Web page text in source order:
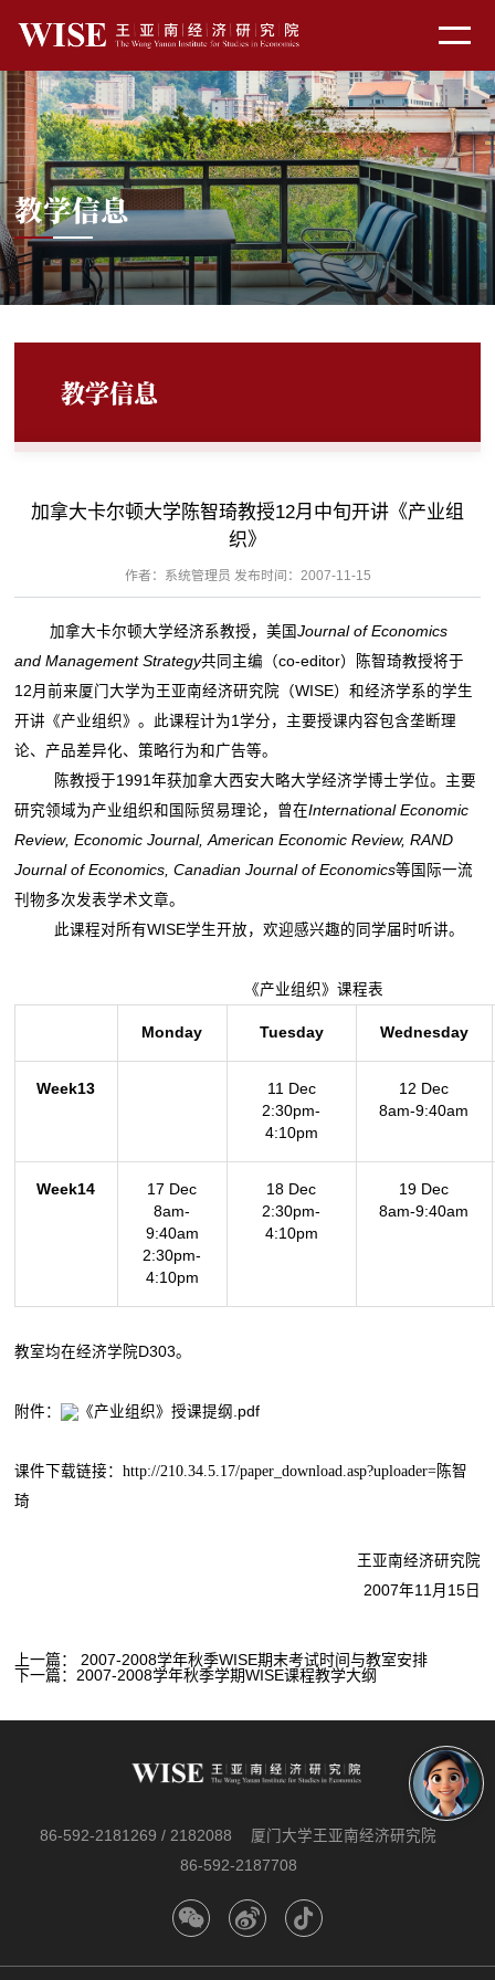
教学信息
教学信息
加拿大卡尔顿大学陈智琦教授12月中旬开讲《产业组
织》
作者：系统管理员 发布时间：2007-11-15
加拿大卡尔顿大学经济系教授，美国Journal of Economics
and Management Strategy共同主编（co-editor）陈智琦教授将于
12月前来厦门大学为王亚南经济研究院（WISE）和经济学系的学生
开讲《产业组织》。此课程计为1学分，主要授课内容包含垄断理
论、产品差异化、策略行为和广告等。
陈教授于1991 年获加拿大西安大略大学经济学博士学位。主要
研究领域为产业组织和国际贸易理论，曾在International Economic
Review, Economic Journal, American Economic Review, RAND
Journal of Economics, Canadian Journal of Economics等国际一流
刊物多次发表学术文章。
此课程对所有WISE学生开放，欢迎感兴趣的同学届时听讲。
《产业组织》课程表
Monday Tuesday Wednesday
Week13
11 Dec
2:30pm-
4:10pm
12 Dec
8am-9:40am
Week14
17 Dec
8am-
9:40am
2:30pm-
4:10pm
18 Dec
2:30pm-
4:10pm
19 Dec
8am-9:40am
教室均在经济学院D303。
附件： 《产业组织》授课提纲.pdf
课件下载链接： http://210.34.5.17/paper_download.asp?uploader=陈智
琦
王亚南经济研究院
2007年11月15日
上一篇： 2007-2008学年秋季WISE期末考试时间与教室安排
下一篇： 2007-2008学年秋季学期WISE课程教学大纲
86-592-2181269 / 2182088
厦门大学王亚南经济研究院
86-592-2187708